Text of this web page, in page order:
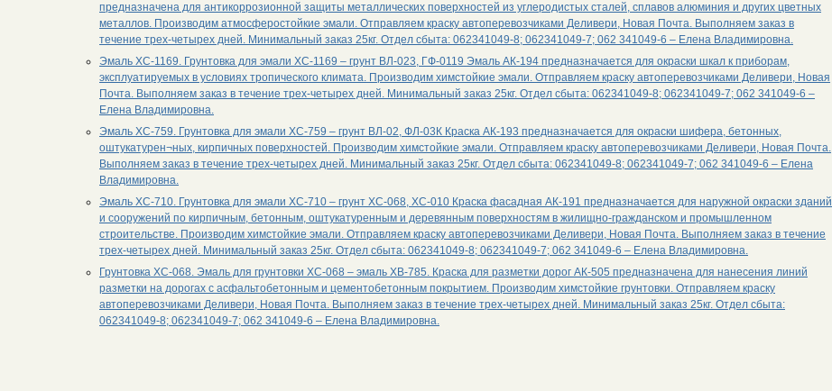
предназначена для антикоррозионной защиты металлических поверхностей из углеродистых сталей, сплавов алюминия и других цветных
металлов. Производим атмосферостойкие эмали. Отправляем краску автоперевозчиками Деливери, Новая Почта. Выполняем заказ в
течение трех-четырех дней. Минимальный заказ 25кг. Отдел сбыта: 062341049-8; 062341049-7; 062 341049-6 – Елена Владимировна.
Эмаль ХС-1169. Грунтовка для эмали ХС-1169 – грунт ВЛ-023, ГФ-0119 Эмаль АК-194 предназначается для окраски шкал к приборам,
эксплуатируемых в условиях тропического климата. Производим химстойкие эмали. Отправляем краску автоперевозчиками Деливери, Новая
Почта. Выполняем заказ в течение трех-четырех дней. Минимальный заказ 25кг. Отдел сбыта: 062341049-8; 062341049-7; 062 341049-6 –
Елена Владимировна.
Эмаль ХС-759. Грунтовка для эмали ХС-759 – грунт ВЛ-02, ФЛ-03К Краска АК-193 предназначается для окраски шифера, бетонных,
оштукатурен¬ных, кирпичных поверхностей. Производим химстойкие эмали. Отправляем краску автоперевозчиками Деливери, Новая Почта.
Выполняем заказ в течение трех-четырех дней. Минимальный заказ 25кг. Отдел сбыта: 062341049-8; 062341049-7; 062 341049-6 – Елена
Владимировна.
Эмаль ХС-710. Грунтовка для эмали ХС-710 – грунт ХС-068, ХС-010 Краска фасадная АК-191 предназначается для наружной окраски зданий
и сооружений по кирпичным, бетонным, оштукатуренным и деревянным поверхностям в жилищно-гражданском и промышленном
строительстве. Производим химстойкие эмали. Отправляем краску автоперевозчиками Деливери, Новая Почта. Выполняем заказ в течение
трех-четырех дней. Минимальный заказ 25кг. Отдел сбыта: 062341049-8; 062341049-7; 062 341049-6 – Елена Владимировна.
Грунтовка ХС-068. Эмаль для грунтовки ХС-068 – эмаль ХВ-785. Краска для разметки дорог АК-505 предназначена для нанесения линий
разметки на дорогах с асфальтобетонным и цементобетонным покрытием. Производим химстойкие грунтовки. Отправляем краску
автоперевозчиками Деливери, Новая Почта. Выполняем заказ в течение трех-четырех дней. Минимальный заказ 25кг. Отдел сбыта:
062341049-8; 062341049-7; 062 341049-6 – Елена Владимировна.